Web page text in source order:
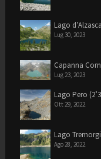
Lago
Lug 30, 2023
Capanna
Lug 23, 2023
Lago Pero
Ott 29, 2022
Lago
Ago 28, 2022